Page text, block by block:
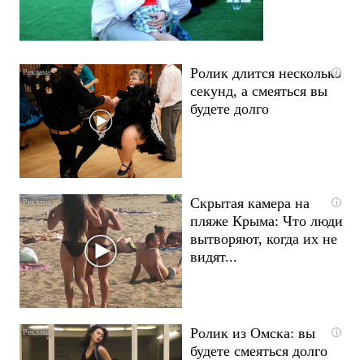
i
Ролик длится несколько
секунд, а смеяться вы
будете долго
i
Скрытая камера на
пляже Крыма: Что люди
вытворяют, когда их не
видят...
i
Ролик из Омска: вы
будете смеяться долго